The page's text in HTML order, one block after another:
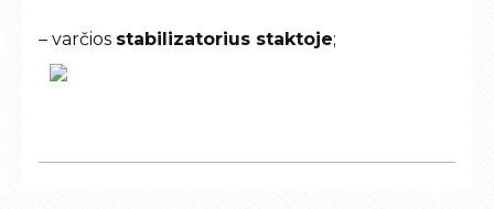
– varčios stabilizatorius staktoje;